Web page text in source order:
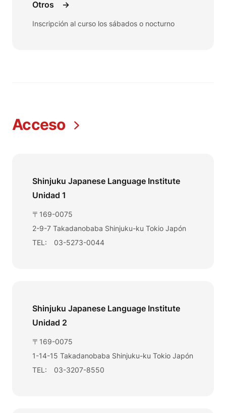
Otros →
Inscripción al curso los sábados o nocturno
Acceso
Shinjuku Japanese Language Institute
Unidad 1
〒169-0075
2-9-7 Takadanobaba Shinjuku-ku Tokio Japón
TEL: 03-5273-0044
Shinjuku Japanese Language Institute
Unidad 2
〒169-0075
1-14-15 Takadanobaba Shinjuku-ku Tokio Japón
TEL: 03-3207-8550